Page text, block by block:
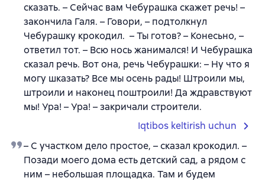
сказать. – Сейчас вам Чебурашка скажет речь! –
закончила Галя. – Говори, – подтолкнул
Чебурашку крокодил. – Ты готов? – Конесьно, –
ответил тот. – Всю нось жанимался! И Чебурашка
сказал речь. Вот она, речь Чебурашки: – Ну что я
могу шказать? Все мы осень рады! Штроили мы,
штроили и наконец поштроили! Да ждравствуют
мы! Ура! – Ура! – закричали строители.
Iqtibos keltirish uchun
– С участком дело простое, – сказал крокодил. –
Позади моего дома есть детский сад, а рядом с
ним – небольшая площадка. Там и будем